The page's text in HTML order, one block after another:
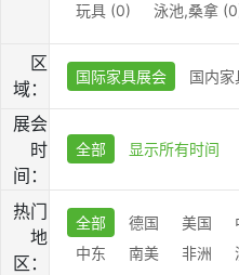
玩具 (0)
泳池,桑拿
区
域：
国际家具展会 国内家
展会
时
间：
全部 显示所有时间
热门
地
区：
全部 德国 美国
中东
南美 非洲